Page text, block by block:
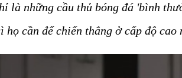
là những cầu thủ bóng đá 'bình
họ cần để chiến thắng ở cấp độ